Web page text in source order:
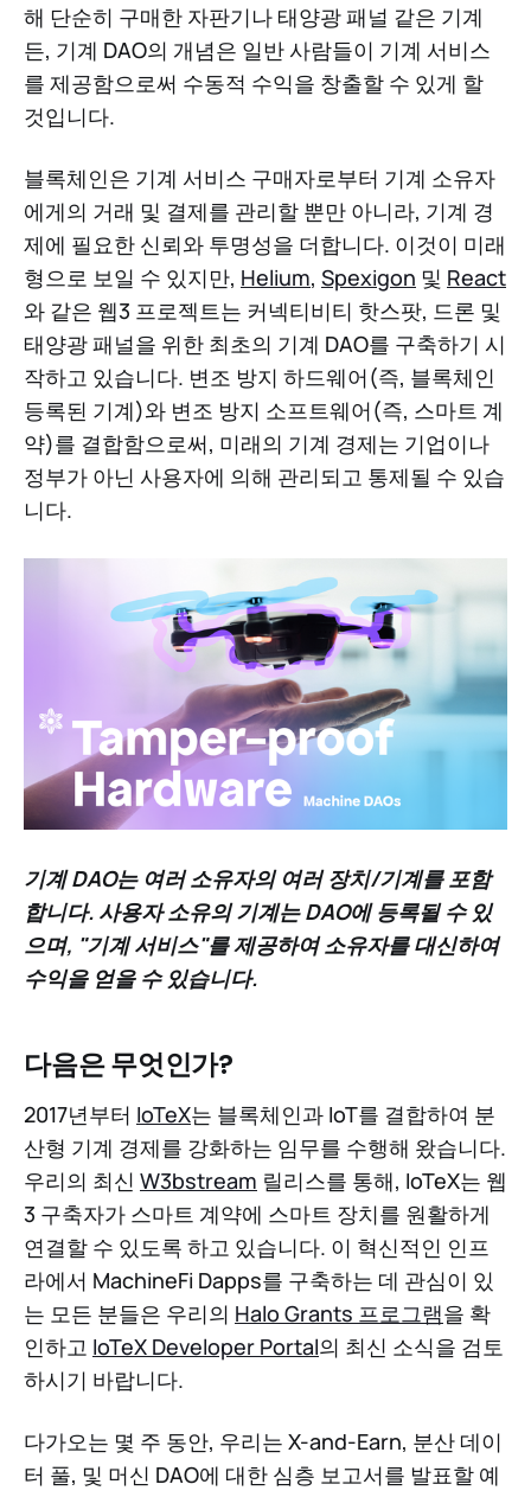
해 단순히 구매한 자판기나 태양광 패널 같은 기계
든, 기계 DAO의 개념은 일반 사람들이 기계 서비스
를 제공함으로써 수동적 수익을 창출할 수 있게 할
것입니다.
블록체인은 기계 서비스 구매자로부터 기계 소유자
에게의 거래 및 결제를 관리할 뿐만 아니라, 기계 경
제에 필요한 신뢰와 투명성을 더합니다. 이것이 미래
형으로 보일 수 있지만, Helium, Spexigon 및 React
와 같은 웹3 프로젝트는 커넥티비티 핫스팟, 드론 및
태양광 패널을 위한 최초의 기계 DAO를 구축하기 시
작하고 있습니다. 변조 방지 하드웨어(즉, 블록체인
등록된 기계)와 변조 방지 소프트웨어(즉, 스마트 계
약)를 결합함으로써, 미래의 기계 경제는 기업이나
정부가 아닌 사용자에 의해 관리되고 통제될 수 있습
니다.
기계 DAO는 여러 소유자의 여러 장치/기계를 포함
합니다. 사용자 소유의 기계는 DAO에 등록될 수 있
으며, "기계 서비스"를 제공하여 소유자를 대신하여
수익을 얻을 수 있습니다.
다음은 무엇인가?
2017년부터 IoTeX는 블록체인과 IoT를 결합하여 분
산형 기계 경제를 강화하는 임무를 수행해 왔습니다.
우리의 최신 W3bstream 릴리스를 통해, IoTeX는 웹
3 구축자가 스마트 계약에 스마트 장치를 원활하게
연결할 수 있도록 하고 있습니다. 이 혁신적인 인프
라에서 MachineFi Dapps를 구축하는 데 관심이 있
는 모든 분들은 우리의 Halo Grants 프로그램을 확
인하고 IoTeX Developer Portal의 최신 소식을 검토
하시기 바랍니다.
다가오는 몇 주 동안, 우리는 X-and-Earn, 분산 데이
터 풀, 및 머신 DAO에 대한 심층 보고서를 발표할 예